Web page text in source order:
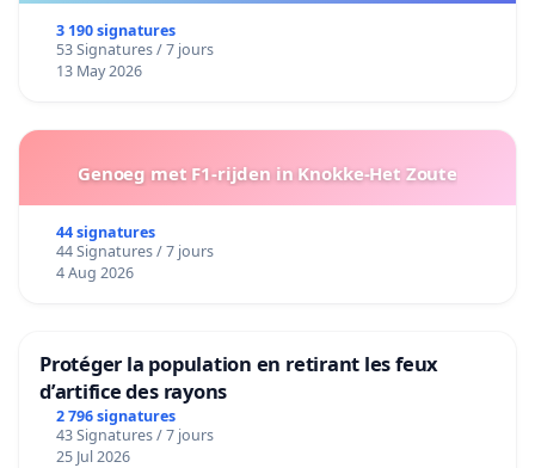
3 190 signatures
53 Signatures / 7 jours
13 May 2026
Genoeg met F1-rijden in Knokke-Het Zoute
44 signatures
44 Signatures / 7 jours
4 Aug 2026
Protéger la population en retirant les feux
d’artifice des rayons
2 796 signatures
43 Signatures / 7 jours
25 Jul 2026